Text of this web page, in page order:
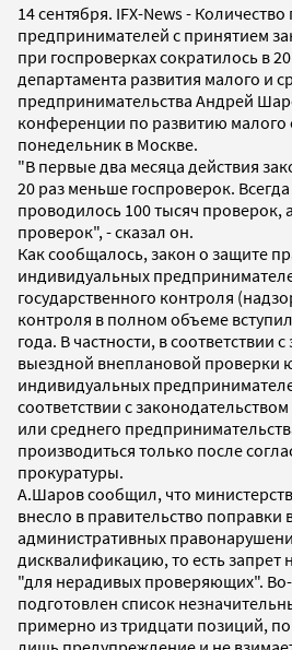
14 сентября. IFX-News -
предпринимателей с принятием
при госпроверках сократилось в
департамента развития малого и
предпринимательства Андрей
конференции по развитию малого
понедельник в Москве.
"В первые два месяца действия
20 раз меньше госпроверок.
проводилось 100 тысяч проверок,
проверок", - сказал он.
Как сообщалось, закон о защите
индивидуальных
государственного контроля
контроля в полном объеме
года. В частности, в соответствии
выездной внеплановой проверки
индивидуальных
соответствии с
или среднего
производиться только после
прокуратуры.
А.Шаров сообщил, что
внесло в правительство поправки
административных
дисквалификацию, то есть запрет
"для нерадивых проверяющих".
подготовлен список
примерно из тридцати позиций,